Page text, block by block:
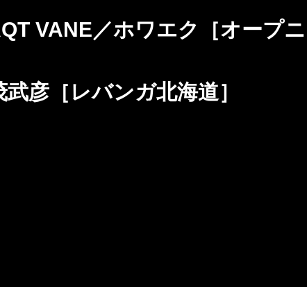
VANE／ホワエク［オープニ
彦［レバンガ北海道］